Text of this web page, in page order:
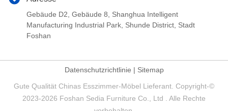
Gebäude D2, Gebäude 8, Shanghua Intelligent
Manufacturing Industrial Park, Shunde District, Stadt
Foshan
Datenschutzrichtlinie | Sitemap
Gute Qualität Chinas Esszimmer-Möbel Lieferant. Copyright-©
2023-2026 Foshan Sedia Furniture Co., Ltd . Alle Rechte